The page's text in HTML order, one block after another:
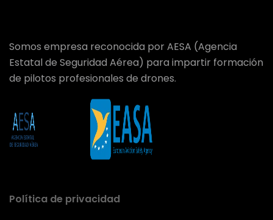
Somos empresa reconocida por AESA (Agencia
Estatal de Seguridad Aérea) para impartir formación
de pilotos profesionales de drones.
Política de privacidad